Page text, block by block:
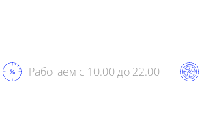
Работаем с 10.00 до 22.00